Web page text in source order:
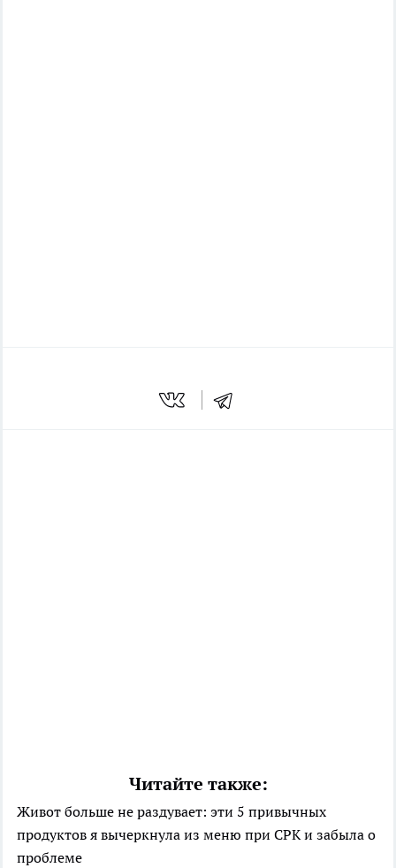
Читайте также:
Живот больше не раздувает: эти 5 привычных
продуктов я вычеркнула из меню при СРК и забыла о
проблеме